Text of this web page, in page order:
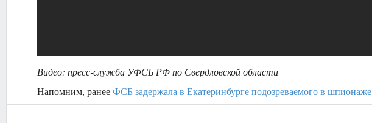
Видео: пресс-служба УФСБ РФ по Свердловской области
Напомним, ранееФСБ задержала в Екатеринбурге подозреваемого в шпионаже